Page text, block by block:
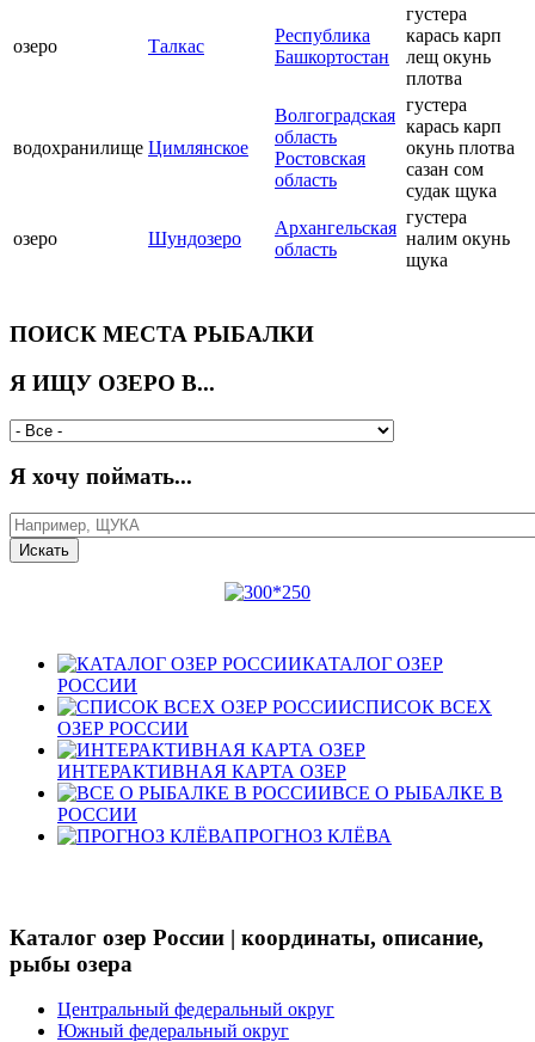
озеро Талкас
Республика
Башкортостан
густера
карась карп
лещ окунь
плотва
водохранилище Цимлянское
Волгоградская
область
Ростовская
область
густера
карась карп
окунь плотва
сазан сом
судак щука
озеро Шундозеро
Архангельская
область
густера
налим окунь
щука
ПОИСК МЕСТА РЫБАЛКИ
Я ИЩУ ОЗЕРО В...
Я хочу поймать...
КАТАЛОГ ОЗЕР
РОССИИ
СПИСОК ВСЕХ
ОЗЕР РОССИИ
ИНТЕРАКТИВНАЯ КАРТА ОЗЕР
ВСЕ О РЫБАЛКЕ В
РОССИИ
ПРОГНОЗ КЛЁВА
Каталог озер России | координаты, описание,
рыбы озера
Центральный федеральный округ
Южный федеральный округ